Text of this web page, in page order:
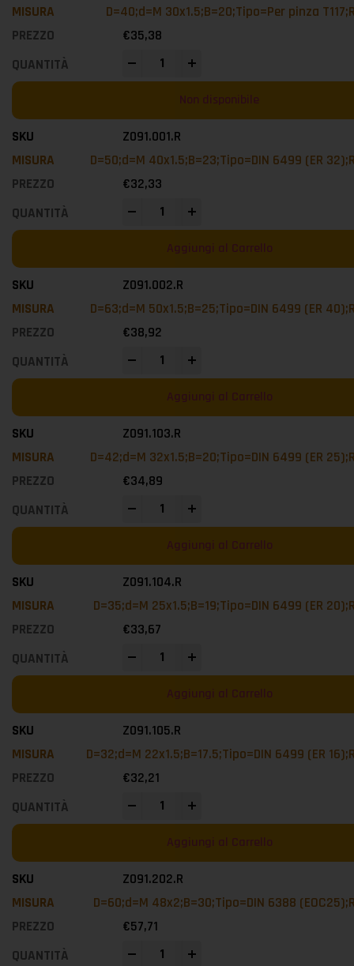
D=40;d=M 30x1.5;B=20;Tipo=Per pinza
€35,38
Non disponibile
Z091.001.R
D=50;d=M 40x1.5;B=23;Tipo=DIN 6499 (ER
€32,33
Aggiungi al Carrello
Z091.002.R
D=63;d=M 50x1.5;B=25;Tipo=DIN 6499 (ER
€38,92
Aggiungi al Carrello
Z091.103.R
D=42;d=M 32x1.5;B=20;Tipo=DIN 6499 (ER
€34,89
Aggiungi al Carrello
Z091.104.R
D=35;d=M 25x1.5;B=19;Tipo=DIN 6499 (ER
€33,67
Aggiungi al Carrello
Z091.105.R
D=32;d=M 22x1.5;B=17.5;Tipo=DIN 6499 (ER
€32,21
Aggiungi al Carrello
Z091.202.R
D=60;d=M 48x2;B=30;Tipo=DIN 6388
€57,71